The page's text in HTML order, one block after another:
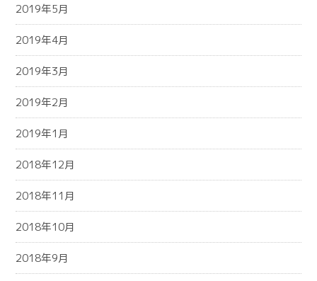
2019年5月
2019年4月
2019年3月
2019年2月
2019年1月
2018年12月
2018年11月
2018年10月
2018年9月